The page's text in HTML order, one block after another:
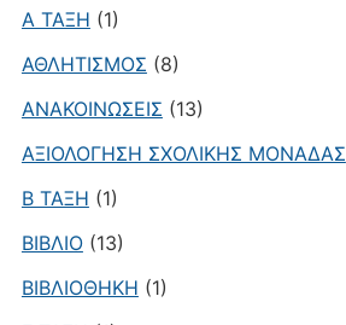
Α ΤΑΞΗ (1)
ΑΘΛΗΤΙΣΜΟΣ (8)
ΑΝΑΚΟΙΝΩΣΕΙΣ (13)
ΑΞΙΟΛΟΓΗΣΗ ΣΧΟΛΙΚΗΣ ΜΟΝΑΔΑΣ
Β ΤΑΞΗ (1)
ΒΙΒΛΙΟ(13)
ΒΙΒΛΙΟΘΗΚΗ (1)